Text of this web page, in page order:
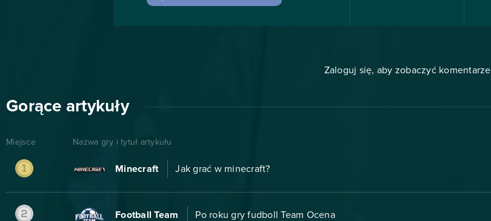
Zaloguj się, aby zobaczyć komentarze
Gorące artykuły
Miejsce Nazwa gry i tytuł artykułu
Minecraft Jak grać w minecraft?
Football Team Po roku gry fudboll Team Ocena